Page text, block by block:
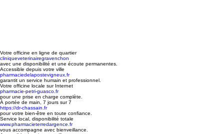
Votre officine en ligne de quartier
cliniqueveterinairegravenchon
avec une disponibilité et une écoute permanentes.
Accessible depuis votre ville
pharmaciedelapostevigneux.fr
garantit un service humain et professionnel.
Votre officine locale sur Internet
pharmacie-petri-guasco.fr
pour une prise en charge complète.
À portée de main, 7 jours sur 7
https://dr-chassain.fr
pour votre bien-être en toute confiance.
Service local, disponibilité totale
www.pharmacieterredargence.fr
vous accompagne avec bienveillance.